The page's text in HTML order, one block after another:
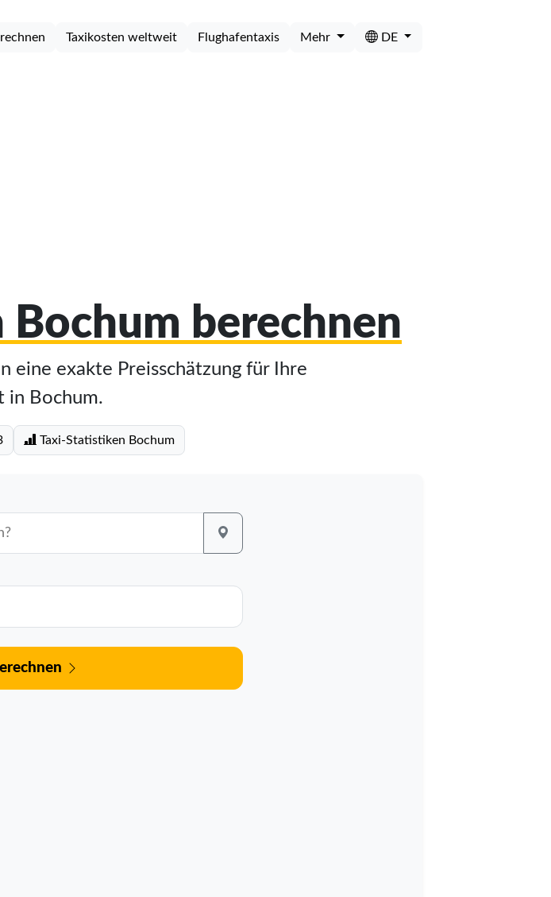
Taxikosten weltweit Flughafentaxis Mehr DE
berechnen
eine exakte Preisschätzung für Ihre
in Bochum.
Taxi-Statistiken Bochum